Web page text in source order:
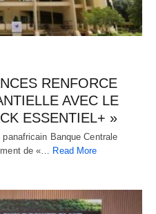
RENFORCE
AVEC LE
ESSENTIEL+ »
Banque Centrale
de «… Read More